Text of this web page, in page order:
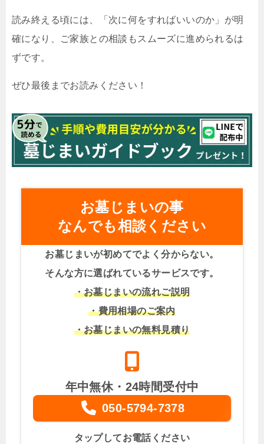
読み終える頃には、「次に何をすればいいのか」が明
確になり、ご家族との相談もスムーズに進められるは
ずです。
ぜひ最後までお読みください！
お墓じまいの事
なんでも相談ください
お墓じまいが初めてでよく分からない。
そんな方に選ばれているサービスです。
・お墓じまいの流れご説明
・費用相場のご案内
・お墓じまいの無料見積り
年中無休・24時間受付中
050-5794-7378
タップしてお電話ください